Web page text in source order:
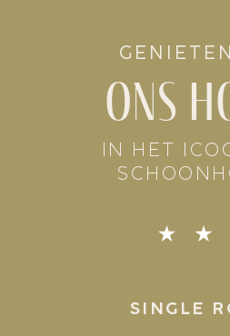
ons
IN HET
SINGLE